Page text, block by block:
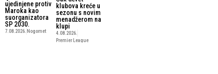
ujedinjene protiv
Maroka kao
suorganizatora
SP 2030.
7.08.2026. Nogomet
klubova kreće u
sezonu s novim
menadžerom na
klupi
4.08.2026.
Premier League